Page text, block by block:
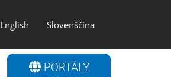
English Slovenščina
PORTÁLY